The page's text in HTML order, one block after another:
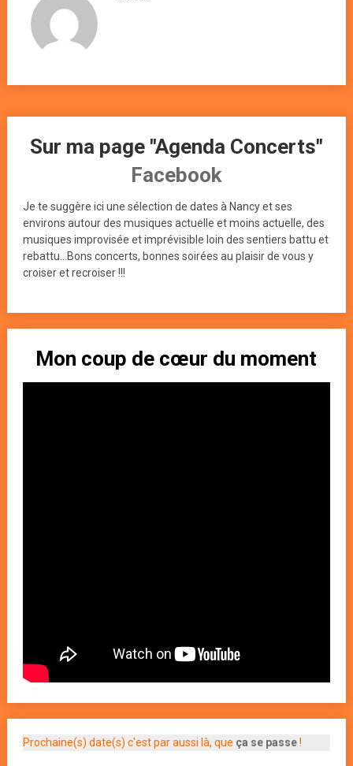
Sur ma page "Agenda Concerts"
Facebook
Je te suggère ici une sélection de dates à Nancy et ses
environs autour des musiques actuelle et moins actuelle, des
musiques improvisée et imprévisible loin des sentiers battu et
rebattu...Bons concerts, bonnes soirées au plaisir de vous y
croiser et recroiser !!!
Mon coup de cœur du moment
Prochaine(s) date(s) c'est par aussi là, que ça se passe!